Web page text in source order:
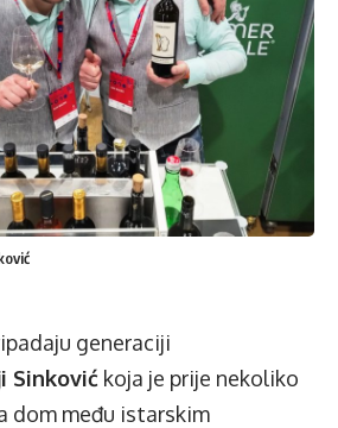
generaciji
Sinković koja je prije nekoliko
dom među istarskim